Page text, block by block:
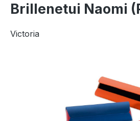
Brillenetui Naomi
Victoria